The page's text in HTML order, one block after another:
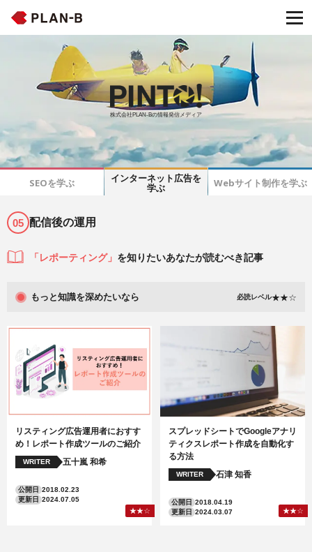
株式会社PLAN-Bの情報発信メディア
SEOを学ぶ インターネット広告を
学ぶ Webサイト制作を学ぶ
05 配信後の運用
「レポーティング」 を知りたいあなたが読むべき記事
もっと知識を深めたいなら 必読レベル
リスティング広告運用者におすす
め！レポート作成ツールのご紹介
WRITER 五十嵐 和希
公開日 2018.02.23
更新日 2024.07.05
スプレッドシートでGoogleアナリ
ティクスレポート作成を自動化す
る方法
WRITER 石津 知香
公開日 2018.04.19
更新日 2024.03.07